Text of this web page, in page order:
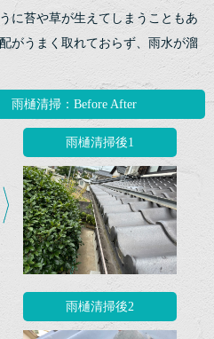
に苔や草が生えてしまうこともあ
がうまく取れておらず、雨水が溜
樋清掃：Before After
雨樋清掃後1
雨樋清掃後2